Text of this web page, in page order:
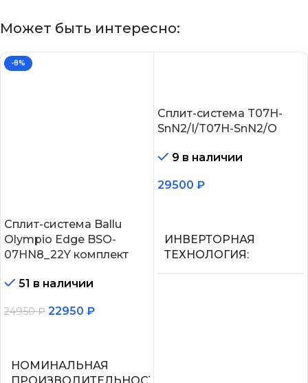
Может быть интересно:
-8%
Сплит-система Ballu
Olympio Edge BSO-
07HN8_22Y комплект
51 в наличии
24950₽ 22950 ₽
НОМИНАЛЬНАЯ
Сплит-система T07H-
SnN2/I/T07H-SnN2/O
9 в наличии
29500 ₽
ИНВЕРТОРНАЯ
ТЕХНОЛОГИЯ